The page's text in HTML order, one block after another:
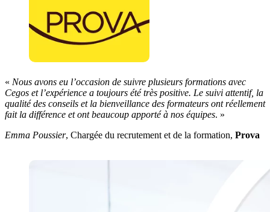
« Nous avons eu l’occasion de suivre plusieurs formations avec
Cegos et l’expérience a toujours été très positive. Le suivi attentif, la
qualité des conseils et la bienveillance des formateurs ont réellement
fait la différence et ont beaucoup apporté à nos équipes. »
Emma Poussier, Chargée du recrutement et de la formation, Prova